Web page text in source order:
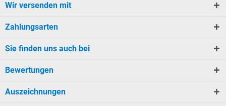
Wir versenden mit
Zahlungsarten
Sie finden uns auch bei
Bewertungen
Auszeichnungen